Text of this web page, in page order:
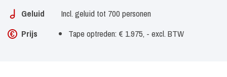
Geluid
Incl. geluid tot 700 personen
Prijs
Tape optreden: € 1.975, - excl. BTW